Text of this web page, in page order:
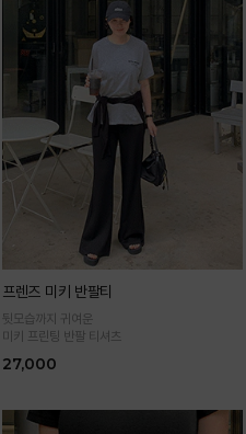
프렌즈 미키 반팔티
뒷모습까지 귀여운
미키 프린팅 반팔 티셔츠
27,000